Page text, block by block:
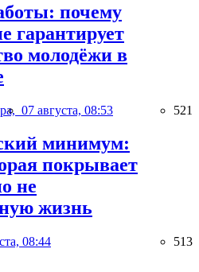
почему
гарантирует
молодёжи в
07 августа, 08:53 521
минимум:
покрывает
не
жизнь
08:44 513